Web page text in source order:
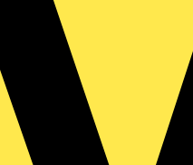
Aufputz E-Stop Switch
ROT, Aufputz-
(zwei Schlüssel im
1 x LED GRÜN
Werkzeug zu öffnen
nachrüstbar (Bestell-Nr.
im Lieferumfang, optional
LED's: 2 x 230V ca. 12mA
Abmessungen: 125 x 125 x